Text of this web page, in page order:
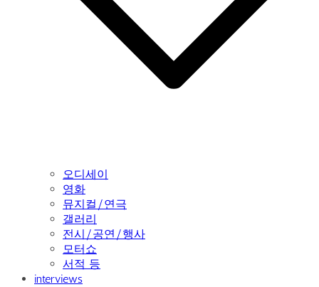
오디세이
영화
뮤지컬/연극
갤러리
전시/공연/행사
모터쇼
서적 등
interviews